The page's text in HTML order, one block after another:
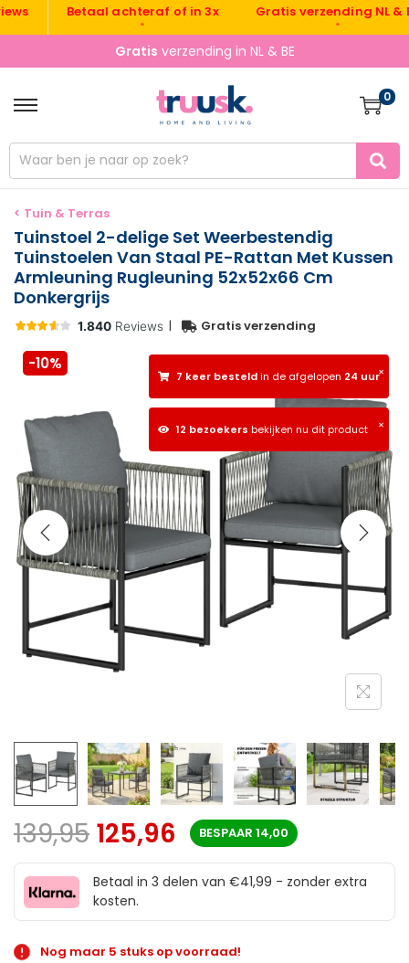
Betaal achteraf of in 3x Gratis verzending NL & BE
Gratis verzending in NL & BE
0
< Tuin & Terras
Tuinstoel 2-delige Set Weerbestendig
Tuinstoelen Van Staal PE-Rattan Met Kussen
Armleuning Rugleuning 52x52x66 Cm
Donkergrijs
| Gratis verzending
×
7 keer besteldin de afgelopen 24 uur
×
12 bezoekers bekijken nu dit product
-10%
139,95 125,96 BESPAAR 14,00
Betaal in 3 delen van €41,99 - zonder extra
kosten.
Nog maar 5 stuks op voorraad!